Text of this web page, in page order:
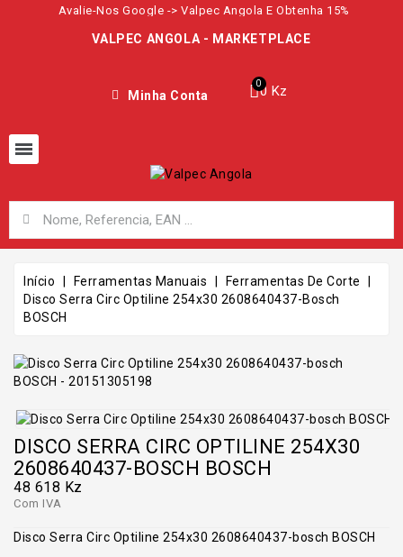
Avalie-Nos Google -> Valpec Angola E Obtenha 15%
VALPEC ANGOLA - MARKETPLACE
Minha Conta 0 Kz
Início Ferramentas Manuais
Ferramentas De Corte
Disco Serra Circ Optiline 254x30 2608640437-Bosch
BOSCH
DISCO SERRA CIRC OPTILINE 254X30
2608640437-BOSCH BOSCH
48 618 Kz
Com IVA
Disco Serra Circ Optiline 254x30 2608640437-bosch BOSCH